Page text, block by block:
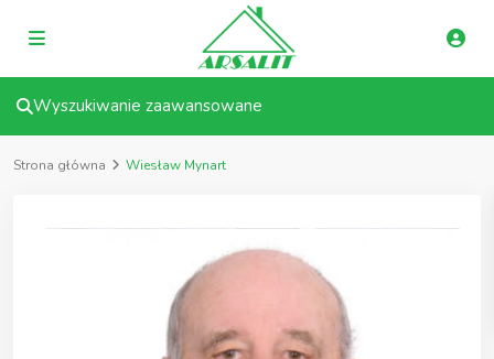
Wyszukiwanie zaawansowane
Strona główna Wiesław Mynart